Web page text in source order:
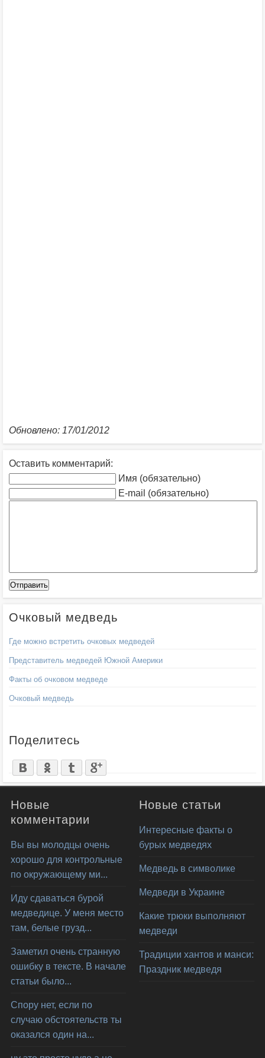
Обновлено: 17/01/2012
Оставить комментарий:
Имя (обязательно)
E-mail (обязательно)
Очковый медведь
Где можно встретить очковых медведей
Представитель медведей Южной Америки
Факты об очковом медведе
Очковый медведь
Поделитесь
Новые
комментарии
Вы вы молодцы очень
хорошо для контрольные
по окружающему ми...
Иду сдаваться бурой
медведице. У меня место
там, белые грузд...
Заметил очень странную
ошибку в тексте. В начале
статьи было...
Спору нет, если по
случаю обстоятельств ты
оказался один на...
Новые статьи
Интересные факты о
бурых медведях
Медведь в символике
Медведи в Украине
Какие трюки выполняют
медведи
Традиции хантов и манси:
Праздник медведя